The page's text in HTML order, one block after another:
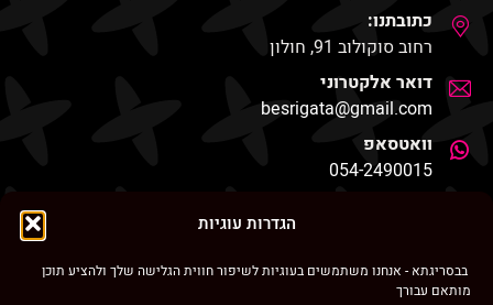
הגדרות עוגיות
בבסריגתא - אנחנו משתמשים בעוגיות לשיפור חווית הגלישה שלך ולהציע תוכן
מותאם עבורך
כתובתנו:
רחוב סוקולוב 91, חולון
דואר אלקטרוני
besrigata@gmail.com
וואטסאפ
054-2490015